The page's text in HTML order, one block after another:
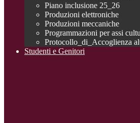
Piano inclusione 25_26
Produzioni elettroniche
Produzioni meccaniche
Programmazioni per assi
Protocollo_di_Accoglienza
Studenti e Genitori